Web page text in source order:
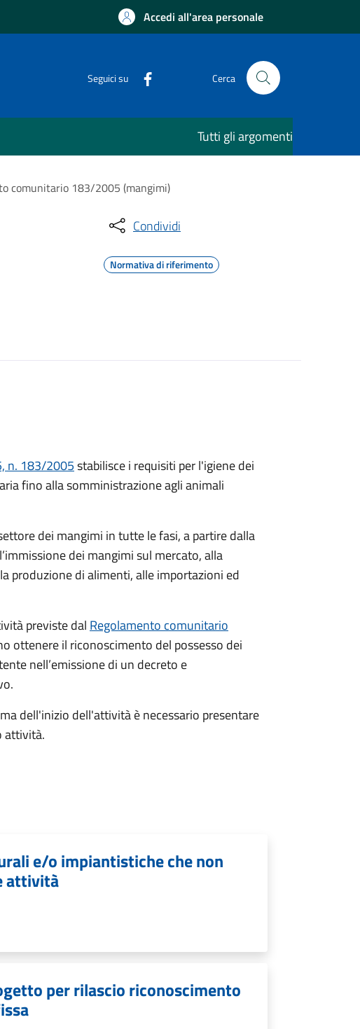
Accedi all'area personale
Seguici su Cerca
Tutti gli argomenti
comunitario 183/2005 (mangimi)
Condividi
Normativa di riferimento
n. 183/2005stabilisce i requisiti per l'igiene dei
fino alla somministrazione agli animali
dei mangimi in tutte le fasi, a partire dalla
dei mangimi sul mercato, alla
produzione di alimenti, alle importazioni ed
previste dal Regolamento comunitario
ottenere il riconoscimento del possesso dei
nell’emissione di un decreto e
dell'inizio dell'attività è necessario presentare
attività.
e/o impiantistiche che non
attività
per rilascio riconoscimento